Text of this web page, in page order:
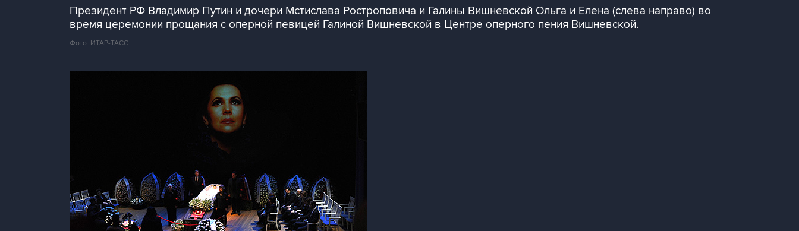
Президент РФ Владимир Путин и дочери Мстислава Ростроповича и Галины Вишневской Ольга и Елена (слева направо) во
время церемонии прощания с оперной певицей Галиной Вишневской в Центре оперного пения Вишневской.
Фото: ИТАР-ТАСС